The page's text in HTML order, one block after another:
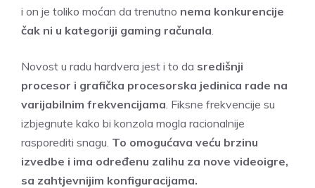
i on je toliko moćan da trenutno nema konkurencije
čak ni u kategoriji gaming računala
Novost u radu hardvera jest i to da središnji
procesor i grafička procesorska jedinica rade na
varijabilnim frekvencijama . Fiksne frekvencije su
izbjegnute kako bi konzola mogla racionalnije
rasporediti snagu. To omogućava veću brzinu
izvedbe i ima određenu zalihu za nove videoigre,
sa zahtjevnijim konfiguracijama.